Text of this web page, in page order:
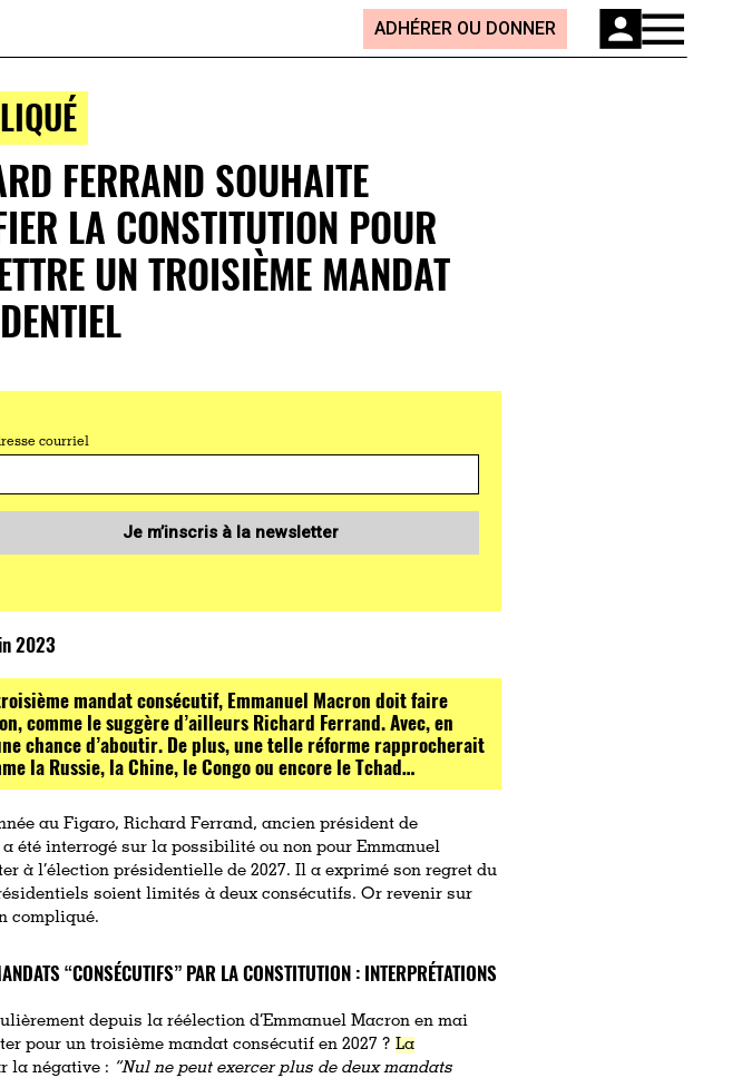
ADHÉRER OU DONNER
FERRAND SOUHAITE
LA CONSTITUTION POUR
UN TROISIÈME MANDAT
courriel
Je m’inscris à la newsletter
2023
mandat consécutif, Emmanuel Macron doit faire
comme le suggère d’ailleurs Richard Ferrand. Avec, en
chance d’aboutir. De plus, une telle réforme rapprocherait
la Russie, la Chine, le Congo ou encore le Tchad…
au Figaro, Richard Ferrand, ancien président de
a été interrogé sur la possibilité ou non pour Emmanuel
à l’élection présidentielle de 2027. Il a exprimé son regret du
soient limités à deux consécutifs. Or revenir sur
compliqué.
“CONSÉCUTIFS” PAR LA CONSTITUTION : INTERPRÉTATIONS
depuis la réélection d’Emmanuel Macron en mai
pour un troisième mandat consécutif en 2027 ?La
la négative : “Nul ne peut exercer plus de deux mandats